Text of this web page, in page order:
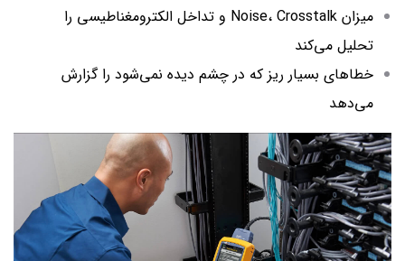
میزان Noise، Crosstalk و تداخل الکترومغناطیسی را
تحلیل می‌کند
خطاهای بسیار ریز که در چشم دیده نمی‌شود را گزارش
می‌دهد